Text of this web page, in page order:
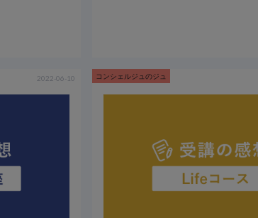
2022-06-10 コンシェルジュのジュ